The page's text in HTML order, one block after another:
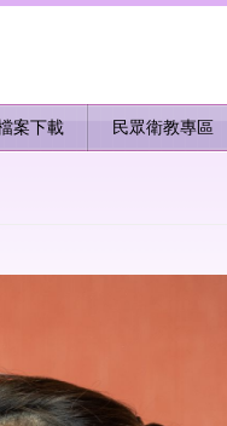
案下載 民眾衛教專區